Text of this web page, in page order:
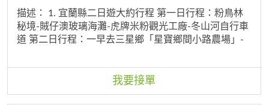
描述： 1. 宜蘭縣二日遊大約行程 第一日行程：粉鳥林
秘境-賊仔澳玻璃海灘-虎牌米粉觀光工廠-冬山河自行車
道 第二日行程：一早去三星鄉「星寶鄉間小路農場」-
湯屋溫泉旅棧接送出遊，8/23、8/24（早上9點到下午5
5. 春眠湯屋溫泉旅棧
我要接單